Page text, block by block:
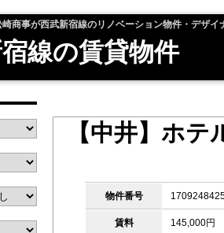
商事が西武新宿線のリノベーション物件・デザ
線の賃貸物件
【中井】ホ
物件番号
賃料 145,000円